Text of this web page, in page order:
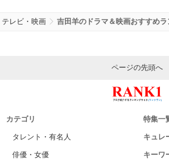
テレビ・映画 吉田羊のドラマ＆映画おすすめラ
ページの先頭へ
カテゴリ
タレント・有名人
俳優・女優
特集一
キュレ
キーワ